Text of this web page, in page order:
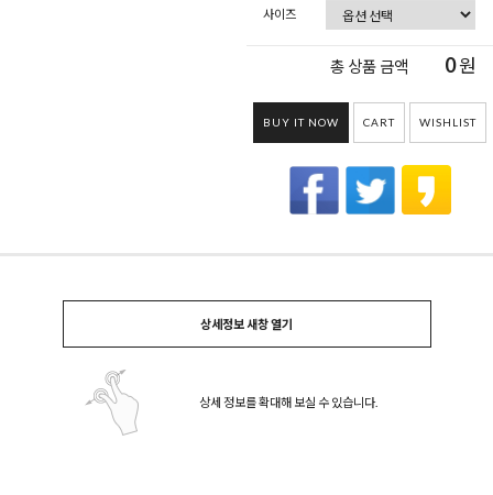
사이즈
총 상품 금액 0원
BUY IT NOW CART WISHLIST
상세정보 새창 열기
상세 정보를 확대해 보실 수 있습니다.